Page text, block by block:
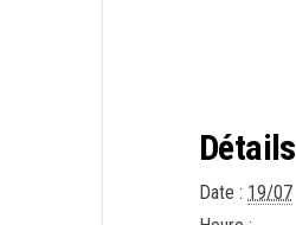
Détails
Date : 19/07